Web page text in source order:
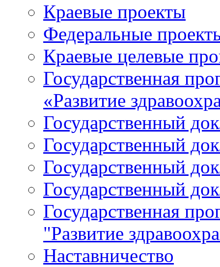
Краевые проекты
Федеральные
Краевые целевые
Государственная
«Развитие
Государственный
Государственный
Государственный
Государственный
Государственная
"Развитие
Наставничество